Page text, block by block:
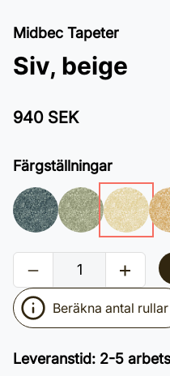
Midbec Tapeter
Siv, beige
940 SEK
Färgställningar
Beräkna antal rullar
Leveranstid: 2-5